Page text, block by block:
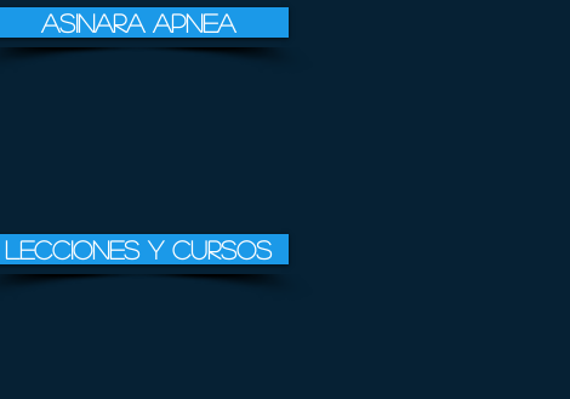
asinara apnea
lecciones y cursos